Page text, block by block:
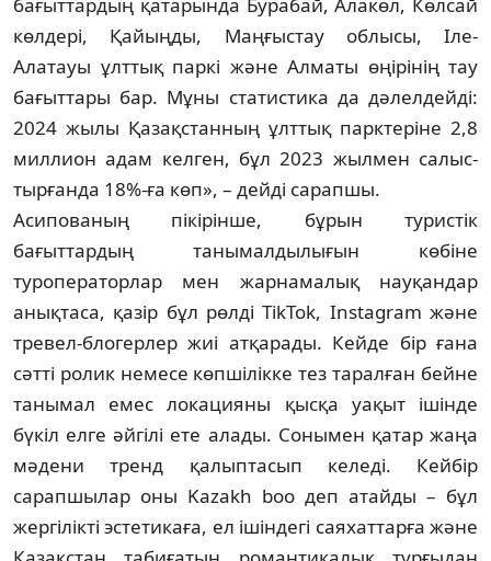
көлдері, Қайыңды, Маң­ғыстау облысы, Іле-
Алатауы ұлттық паркі және Алматы өңірінің тау
бағыттары бар. Мұны статистика да дәлелдейді:
2024 жылы Қазақстанның ұлттық парктеріне 2,8
мил­лион адам келген, бұл 2023 жылмен салыс­
тырғанда 18%-ға көп», – дейді сарапшы.
Асипованың пікірінше, бұрын туристік
бағыттардың танымалдылығын көбіне
туроператорлар мен жарнамалық науқандар
анықтаса, қазір бұл рөлді TikTok, Instagram және
тревел-блогерлер жиі атқарады. Кейде бір ғана
сәтті ролик немесе көпшілікке тез таралған бейне
танымал емес локацияны қысқа уақыт ішінде
бүкіл елге әйгілі ете алады. Сонымен қатар жаңа
мәдени тренд қалыптасып келеді. Кейбір
сарапшылар оны Kazakh boo деп атайды – бұл
жергілікті эстет­икаға, ел ішіндегі саяхаттарға және